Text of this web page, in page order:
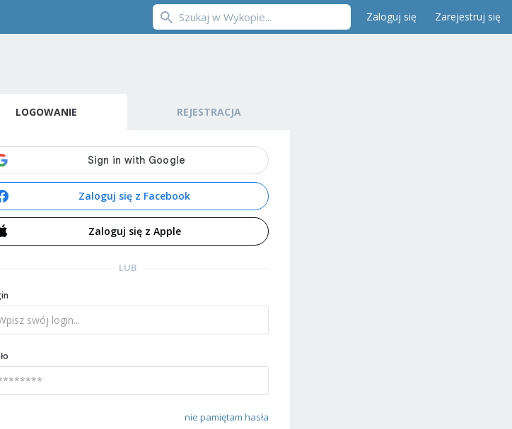
Zaloguj się Zarejestruj się
LOGOWANIE REJESTRACJA
Zaloguj się z Facebook
Zaloguj się z Apple
LUB
nie pamiętam hasła